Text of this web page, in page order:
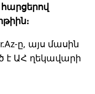
հարցերով
ը, այս մասին
է ԱՀ ղեկավարի